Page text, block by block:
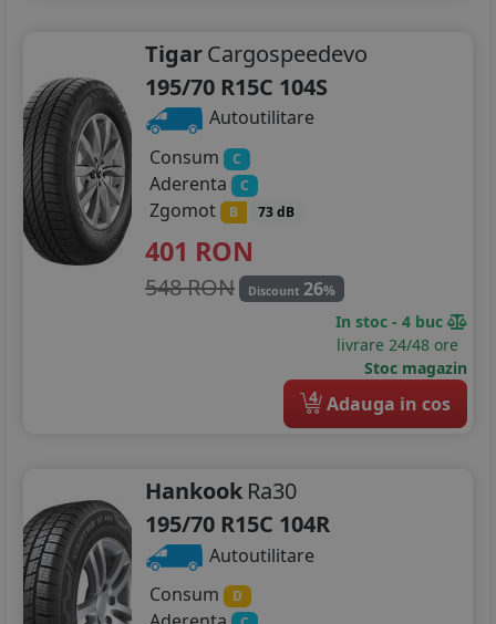
TigarCargospeedevo
195/70 R15C 104S
Autoutilitare
Consum
C
Aderenta C
Zgomot B 73 dB
401 RON
548 RON Discount 26%
In stoc - 4 buc
livrare 24/48 ore
Stoc magazin
4 Adauga in cos
Hankook Ra30
195/70 R15C 104R
Autoutilitare
Consum
D